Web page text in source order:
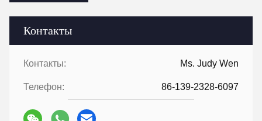
Контакты
Контакты: Ms. Judy Wen
Телефон: 86-139-2328-6097